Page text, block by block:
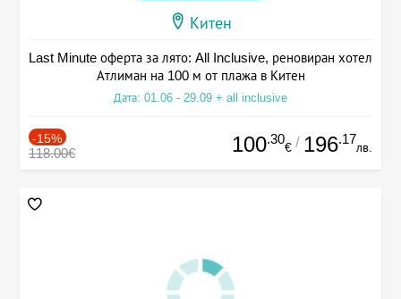
Китен
Last Minute оферта за лято: All Inclusive, реновиран хотел
Атлиман на 100 м от плажа в Китен
Дата: 01.06 - 29.09 + all inclusive
-15%
118.00€ 100.30
€ / 196.17
лв.